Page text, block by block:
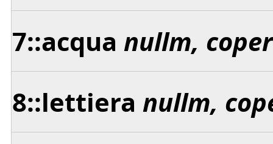
7::acqua nullm,
8::lettiera nullm,